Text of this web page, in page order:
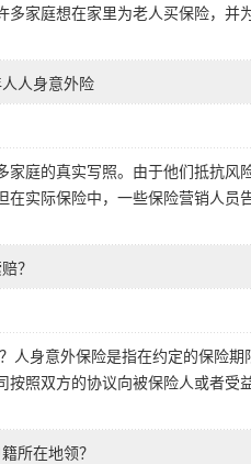
多家庭想在家里为老人买保险，
人身意外险
家庭的真实写照。由于他们抵抗
在实际保险中，一些保险营销人
？
人身意外保险是指在约定的保险
按照双方的协议向被保险人或者
所在地领？